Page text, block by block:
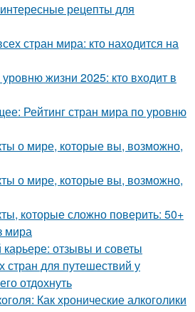
рецепты для
стран мира: кто находится на
жизни 2025: кто входит в
Рейтинг стран мира по уровню
о мире, которые вы, возможно,
о мире, которые вы, возможно,
которые сложно поверить: 50+
мира
отзывы и советы
стран для путешествий у
отдохнуть
Как хронические алкоголики